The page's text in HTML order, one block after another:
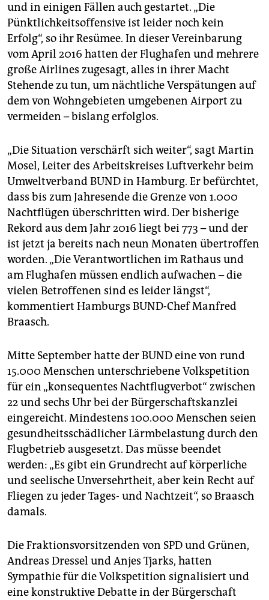
und in einigen Fällen auch gestartet. „Die
Pünktlichkeitsoffensive ist leider noch kein
Erfolg“, so ihr Resümee. In dieser Vereinbarung
vom April 2016 hatten der Flughafen und mehrere
große Airlines zugesagt, alles in ihrer Macht
Stehende zu tun, um nächtliche Verspätungen auf
dem von Wohngebieten umgebenen Airport zu
vermeiden – bislang erfolglos.
„Die Situation verschärft sich weiter“, sagt Martin
Mosel, Leiter des Arbeitskreises Luftverkehr beim
Umweltverband BUND in Hamburg. Er befürchtet,
dass bis zum Jahresende die Grenze von 1.000
Nachtflügen überschritten wird. Der bisherige
Rekord aus dem Jahr 2016 liegt bei 773 – und der
ist jetzt ja bereits nach neun Monaten übertroffen
worden. „Die Verantwortlichen im Rathaus und
am Flughafen müssen endlich aufwachen – die
vielen Betroffenen sind es leider längst“,
kommentiert Hamburgs BUND-Chef Manfred
Braasch.
Mitte September hatte der BUND eine von rund
15.000 Menschen unterschriebene Volkspetition
für ein „konsequentes Nachtflugverbot“ zwischen
22 und sechs Uhr bei der Bürgerschaftskanzlei
eingereicht. Mindestens 100.000 Menschen seien
gesundheitsschädlicher Lärmbelastung durch den
Flugbetrieb ausgesetzt. Das müsse beendet
werden: „Es gibt ein Grundrecht auf körperliche
und seelische Unversehrtheit, aber kein Recht auf
Fliegen zu jeder Tages- und Nachtzeit“, so Braasch
damals.
Die Fraktionsvorsitzenden von SPD und Grünen,
Andreas Dressel und Anjes Tjarks, hatten
Sympathie für die Volkspetition signalisiert und
eine konstruktive Debatte in der Bürgerschaft